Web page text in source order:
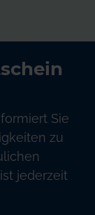
Sie
zu
jederzeit